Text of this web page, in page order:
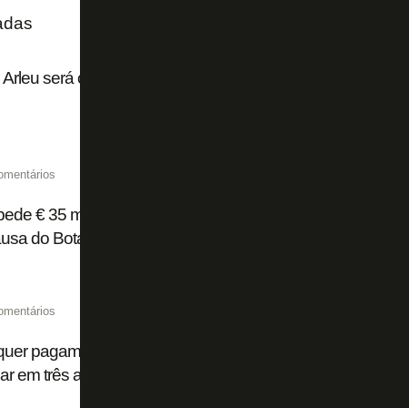
será o árbitro de Botafogo x Fluminense pelo
€ 35 milhões fixos ao Flamengo por Luiz Henrique e
do Botafogo
pagamento à vista por Luiz Henrique, ex-Botafogo;
em três anos, diz site